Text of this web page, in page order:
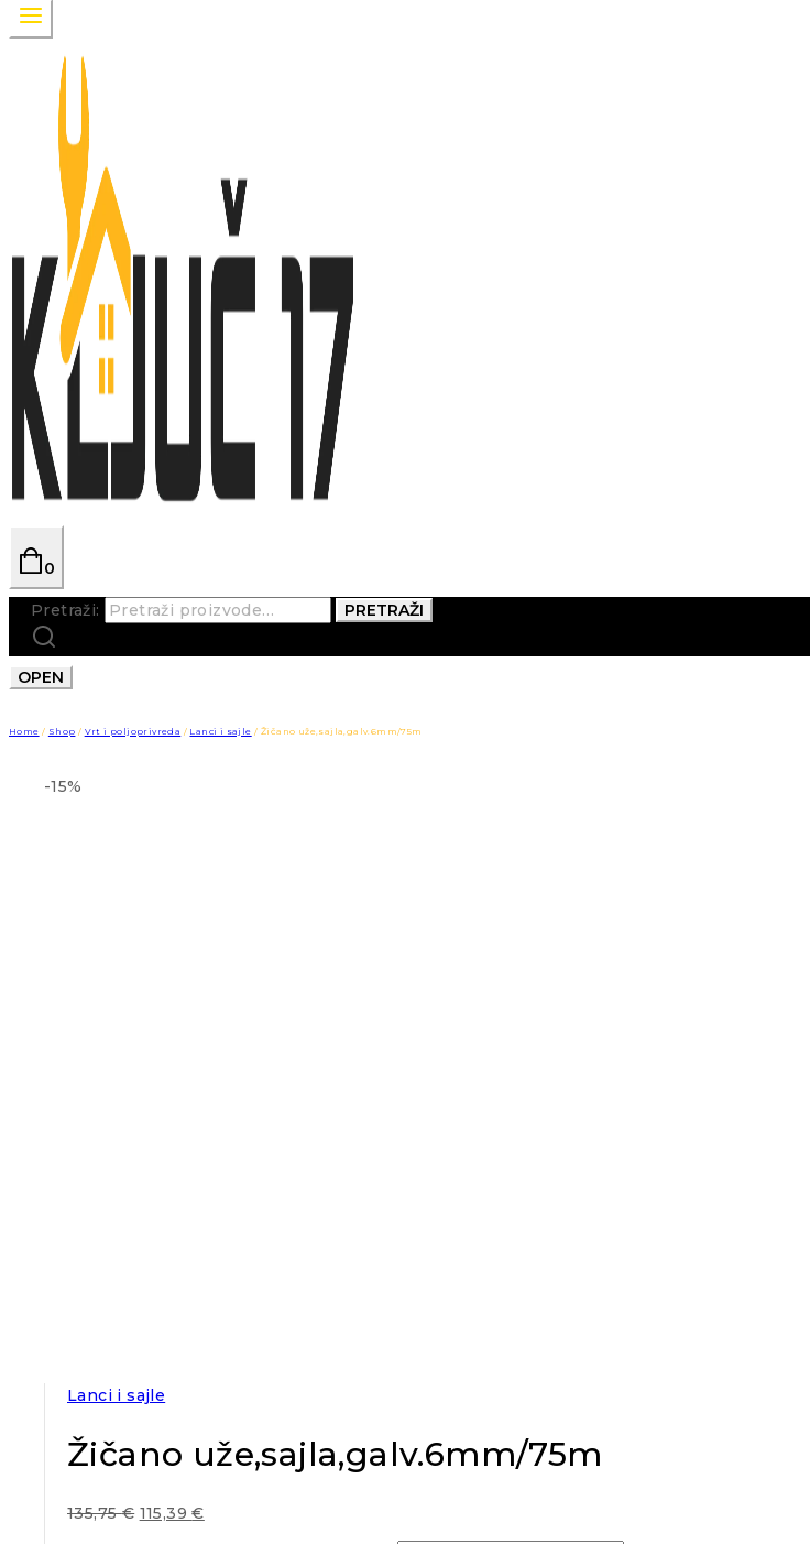
0
Pretraži: PRETRAŽI
OPEN
Home / Shop / Vrt i poljoprivreda / Lanci i sajle / Žičano uže,sajla,galv.6mm/75m
-15%
Lanci i sajle
Žičano uže,sajla,galv.6mm/75m
135,75€ 115,39€